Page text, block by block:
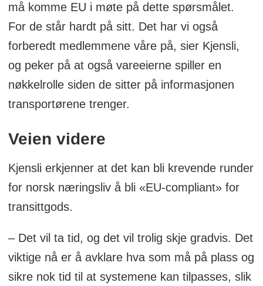
må komme EU i møte på dette spørsmålet.
For de står hardt på sitt. Det har vi også
forberedt medlemmene våre på, sier Kjensli,
og peker på at også vareeierne spiller en
nøkkelrolle siden de sitter på informasjonen
transportørene trenger.
Veien videre
Kjensli erkjenner at det kan bli krevende runder
for norsk næringsliv å bli «EU-compliant» for
transittgods.
– Det vil ta tid, og det vil trolig skje gradvis. Det
viktige nå er å avklare hva som må på plass og
sikre nok tid til at systemene kan tilpasses, slik